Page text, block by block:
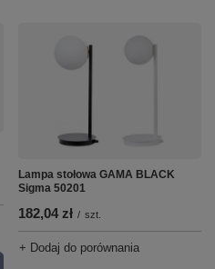
Lampa stołowa GAMA BLACK
Sigma 50201
182,04 zł / szt.
+ Dodaj do porównania